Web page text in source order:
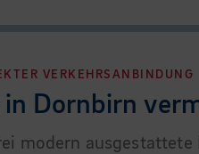
VERKEHRSANBINDUNG
Dornbirn
modern